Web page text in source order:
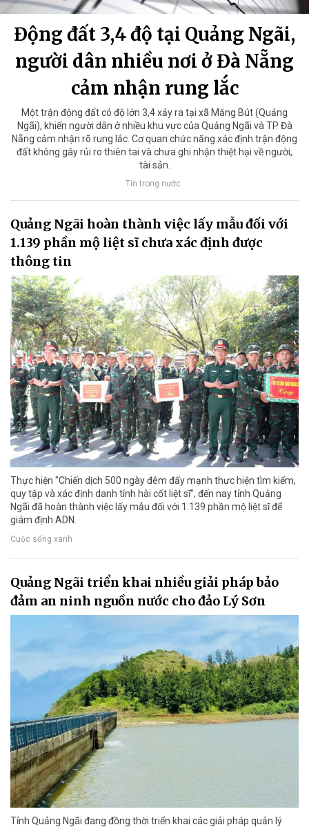
Động đất 3,4 độ tại Quảng Ngãi,
người dân nhiều nơi ở Đà Nẵng
cảm nhận rung lắc
Một trận động đất có độ lớn 3,4 xảy ra tại xã Măng Bút (Quảng
Ngãi), khiến người dân ở nhiều khu vực của Quảng Ngãi và TP Đà
Nẵng cảm nhận rõ rung lắc. Cơ quan chức năng xác định trận động
đất không gây rủi ro thiên tai và chưa ghi nhận thiệt hại về người,
tài sản.
Tin trong nước
Quảng Ngãi hoàn thành việc lấy mẫu đối với
1.139 phần mộ liệt sĩ chưa xác định được
thông tin
Thực hiện "Chiến dịch 500 ngày đêm đẩy mạnh thực hiện tìm kiếm,
quy tập và xác định danh tính hài cốt liệt sĩ", đến nay tỉnh Quảng
Ngãi đã hoàn thành việc lấy mẫu đối với 1.139 phần mộ liệt sĩ để
giám định ADN.
Cuộc sống xanh
Quảng Ngãi triển khai nhiều giải pháp bảo
đảm an ninh nguồn nước cho đảo Lý Sơn
Tỉnh Quảng Ngãi đang đồng thời triển khai các giải pháp quản lý